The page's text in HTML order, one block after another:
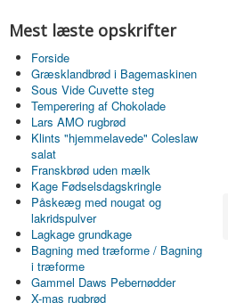
Mest læste opskrifter
Forside
Græsklandbrød i Bagemaskinen
Sous Vide Cuvette steg
Temperering af Chokolade
Lars AMO rugbrød
Klints "hjemmelavede" Coleslaw
salat
Franskbrød uden mælk
Kage Fødselsdagskringle
Påskeæg med nougat og
lakridspulver
Lagkage grundkage
Bagning med træforme / Bagning
i træforme
Gammel Daws Pebernødder
X-mas rugbrød